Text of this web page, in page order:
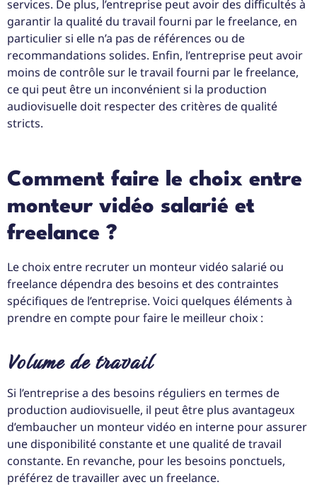
services. De plus, l’entreprise peut avoir des difficultés à
garantir la qualité du travail fourni par le freelance, en
particulier si elle n’a pas de références ou de
recommandations solides. Enfin, l’entreprise peut avoir
moins de contrôle sur le travail fourni par le freelance,
ce qui peut être un inconvénient si la production
audiovisuelle doit respecter des critères de qualité
stricts.
Comment faire le choix entre
monteur vidéo salarié et
freelance ?
Le choix entre recruter un monteur vidéo salarié ou
freelance dépendra des besoins et des contraintes
spécifiques de l’entreprise. Voici quelques éléments à
prendre en compte pour faire le meilleur choix :
Volume de travail
Si l’entreprise a des besoins réguliers en termes de
production audiovisuelle, il peut être plus avantageux
d’embaucher un monteur vidéo en interne pour assurer
une disponibilité constante et une qualité de travail
constante. En revanche, pour les besoins ponctuels,
préférez de travailler avec un freelance.